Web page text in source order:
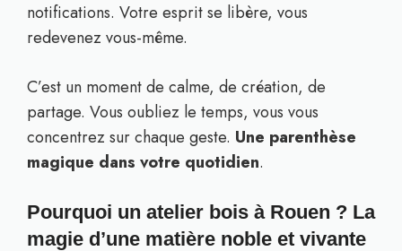
notifications. Votre esprit se libère, vous
redevenez vous-même.
C’est un moment de calme, de création, de
partage. Vous oubliez le temps, vous vous
concentrez sur chaque geste. Une parenthèse
magique dans votre quotidien.
Pourquoi un atelier bois à Rouen ? La
magie d’une matière noble et vivante